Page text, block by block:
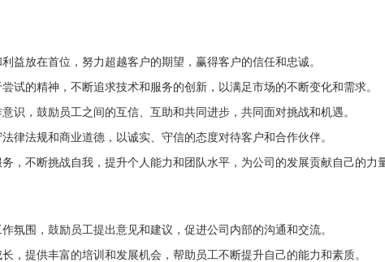
益放在首位，努力超越客户的期望，赢得客户的信任和忠诚。
试的精神，不断追求技术和服务的创新，以满足市场的不断变化和需求。
识，鼓励员工之间的互信、互助和共同进步，共同面对挑战和机遇。
律法规和商业道德，以诚实、守信的态度对待客户和合作伙伴。
务，不断挑战自我，提升个人能力和团队水平，为公司的发展贡献自己的力
氛围，鼓励员工提出意见和建议，促进公司内部的沟通和交流。
，提供丰富的培训和发展机会，帮助员工不断提升自己的能力和素质。